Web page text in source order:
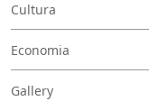
Cultura
Economia
Gallery